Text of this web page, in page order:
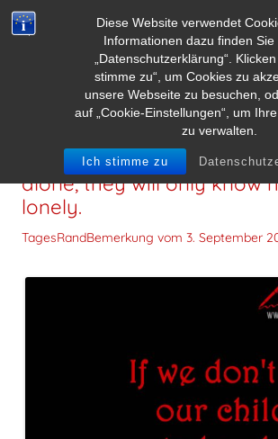
Diese Website verwendet
Informationen dazu finden
„Datenschutzerklärung“.
stimme zu“, um Cookies zu
unsere Webseite zu besuchen,
auf „Cookie-Einstellungen“, um
zu verwalten.
Ich stimme zu
If we don’t teach our
alone, they will only know
lonely.
TagesRandBemerkung vom 3. September